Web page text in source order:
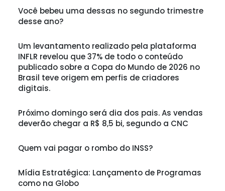
Você bebeu uma dessas no segundo trimestre
desse ano?
Um levantamento realizado pela plataforma
INFLR revelou que 37% de todo o conteúdo
publicado sobre a Copa do Mundo de 2026 no
Brasil teve origem em perfis de criadores
digitais.
Próximo domingo será dia dos pais. As vendas
deverão chegar a R$ 8,5 bi, segundo a CNC
Quem vai pagar o rombo do INSS?
Mídia Estratégica: Lançamento de Programas
como na Globo